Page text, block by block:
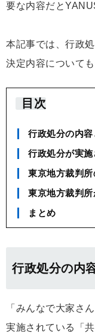
要な内容だと
本記事では、行政
決定内容についても
目次
行政処分の内容
行政処分が実
東京地方裁判所
東京地方裁判
まとめ
行政処分の内
「みんなで大家さ
実施されている「